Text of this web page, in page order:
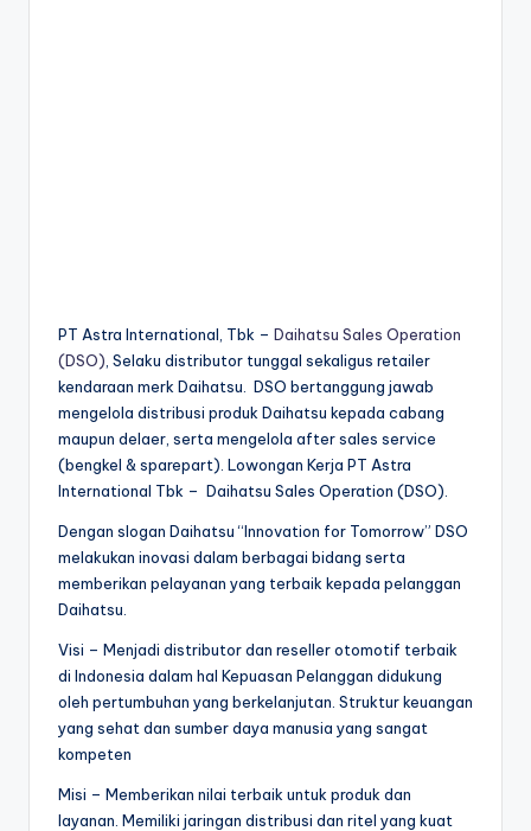
PT Astra International, Tbk – Daihatsu Sales Operation
(DSO) , Selaku distributor tunggal sekaligus retailer
kendaraan merk Daihatsu. DSO bertanggung jawab
mengelola distribusi produk Daihatsu kepada cabang
maupun delaer, serta mengelola after sales service
(bengkel & sparepart). Lowongan Kerja PT Astra
International Tbk – Daihatsu Sales Operation (DSO).
Dengan slogan Daihatsu “Innovation for Tomorrow” DSO
melakukan inovasi dalam berbagai bidang serta
memberikan pelayanan yang terbaik kepada pelanggan
Daihatsu.
Visi – Menjadi distributor dan reseller otomotif terbaik
di Indonesia dalam hal Kepuasan Pelanggan didukung
oleh pertumbuhan yang berkelanjutan. Struktur keuangan
yang sehat dan sumber daya manusia yang sangat
kompeten
Misi – Memberikan nilai terbaik untuk produk dan
layanan. Memiliki jaringan distribusi dan ritel yang kuat